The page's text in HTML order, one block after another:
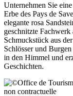
Unternehmen Sie
Erbe des Pays de
elegante rosa
geschnitzte
Schmuckstück aus
Schlösser und
in den Himmel und
Geschichten.